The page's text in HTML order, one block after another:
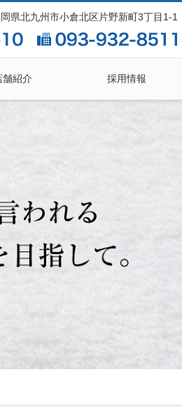
県北九州市小倉北区片野新町3丁目1-1
舗紹介 採用情報